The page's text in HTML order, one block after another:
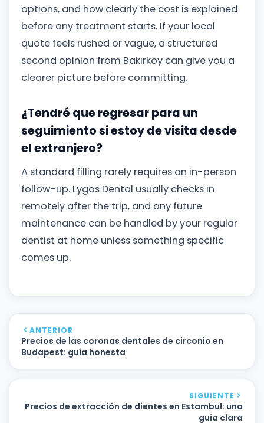
options, and how clearly the cost is explained
before any treatment starts. If your local
quote feels rushed or vague, a structured
second opinion from Bakırköy can give you a
clearer picture before committing.
¿Tendré que regresar para un
seguimiento si estoy de visita desde
el extranjero?
A standard filling rarely requires an in-person
follow-up. Lygos Dental usually checks in
remotely after the trip, and any future
maintenance can be handled by your regular
dentist at home unless something specific
comes up.
ANTERIOR
Precios de las coronas dentales de circonio en
Budapest: guía honesta
SIGUIENTE
Precios de extracción de dientes en Estambul: una
guía clara